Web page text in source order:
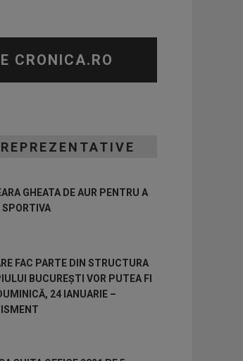
CRONICA.RO
GHEATA DE AUR PENTRU A
SPORTIVA
FAC PARTE DIN STRUCTURA
BUCUREȘTI VOR PUTEA FI
24 IANUARIE –